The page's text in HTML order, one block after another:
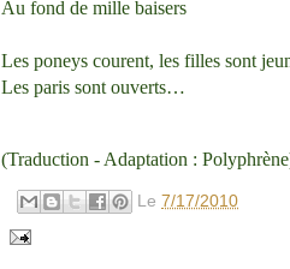
Au fond de mille baisers
Les poneys courent, les filles sont
Les paris sont ouverts…
(Traduction - Adaptation :
Le7/17/2010